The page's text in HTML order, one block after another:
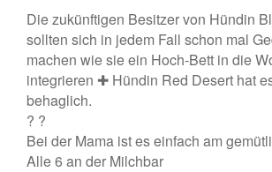
Die zukünftigen Besitzer von Hündin
sollten sich in jedem Fall schon mal
machen wie sie ein Hoch-Bett in die
integrieren ✚ Hündin Red Desert hat
behaglich.
? ?
Bei der Mama ist es einfach am
Alle 6 an der Milchbar